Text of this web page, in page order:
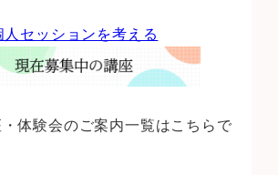
人セッションを考える
体験会のご案内一覧はこちらで